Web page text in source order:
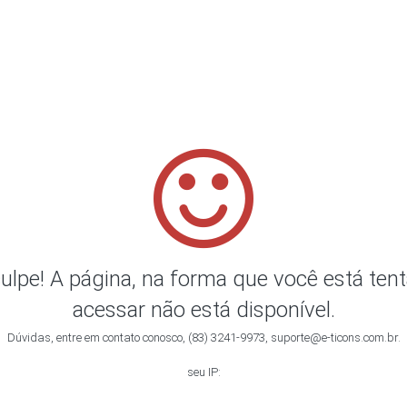
A página, na forma que você está
acessar não está disponível.
Dúvidas, entre em contato conosco, (83) 3241-9973, suporte@e-ticons.com.br.
seu IP: